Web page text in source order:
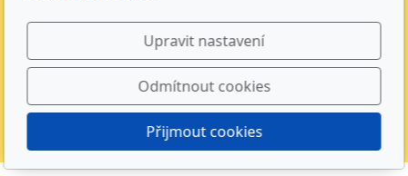
Sledujte nás
Upravit nastavení
Odmítnout cookies
Přijmout cookies